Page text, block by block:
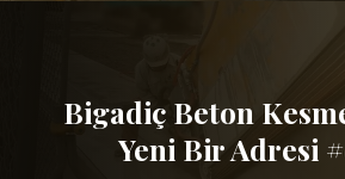
Bigadiç Beton
Yeni Bir Adresi